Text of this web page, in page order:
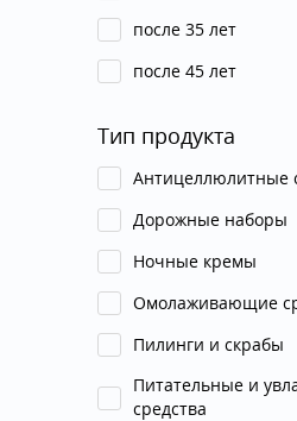
после 35 лет
после 45 лет
Тип продукта
Антицеллюлитные
Дорожные наборы
Ночные кремы
Омолаживающие
Пилинги и скрабы
Питательные и
средства